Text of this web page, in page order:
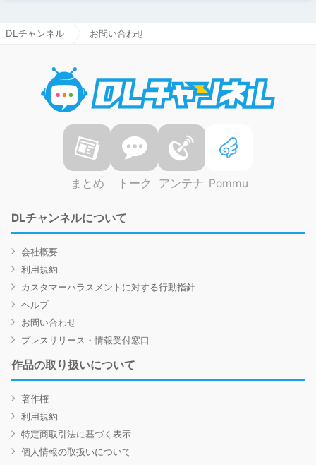
DLチャンネル お問い合わせ
まとめ トーク アンテナ Pommu
DLチャンネルについて
会社概要
利用規約
カスタマーハラスメントに対する行動指針
ヘルプ
お問い合わせ
プレスリリース・情報受付窓口
作品の取り扱いについて
著作権
利用規約
特定商取引法に基づく表示
個人情報の取扱いについて